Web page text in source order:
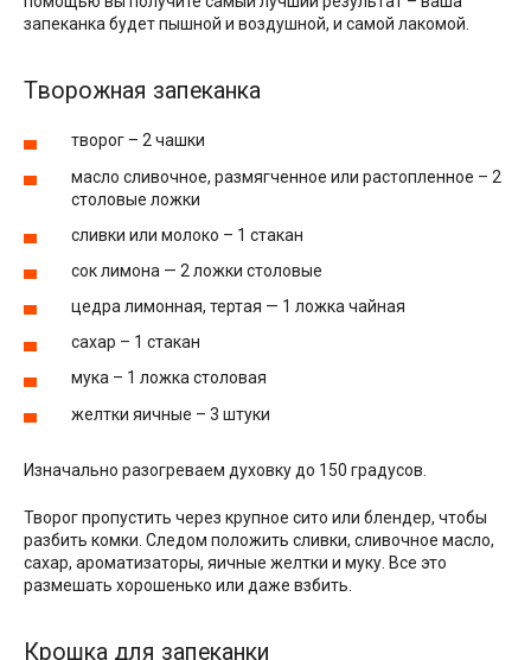
запеканка будет пышной и воздушной, и самой лакомой.
Творожная запеканка
творог – 2 чашки
масло сливочное, размягченное или растопленное – 2
столовые ложки
сливки или молоко – 1 стакан
сок лимона — 2 ложки столовые
цедра лимонная, тертая — 1 ложка чайная
сахар – 1 стакан
мука – 1 ложка столовая
желтки яичные – 3 штуки
Изначально разогреваем духовку до 150 градусов.
Творог пропустить через крупное сито или блендер, чтобы
разбить комки. Следом положить сливки, сливочное масло,
сахар, ароматизаторы, яичные желтки и муку. Все это
размешать хорошенько или даже взбить.
Крошка для запеканки